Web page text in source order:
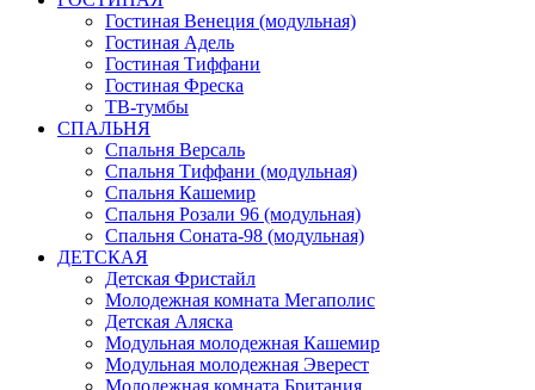
Гостиная Венеция (модульная)
Гостиная Адель
Гостиная Тиффани
Гостиная Фреска
ТВ-тумбы
СПАЛЬНЯ
Спальня Версаль
Спальня Тиффани (модульная)
Спальня Кашемир
Спальня Розали 96 (модульная)
Спальня Соната-98 (модульная)
ДЕТСКАЯ
Детская Фристайл
Молодежная комната Мегаполис
Детская Аляска
Модульная молодежная Кашемир
Модульная молодежная Эверест
Молодежная комната Британия